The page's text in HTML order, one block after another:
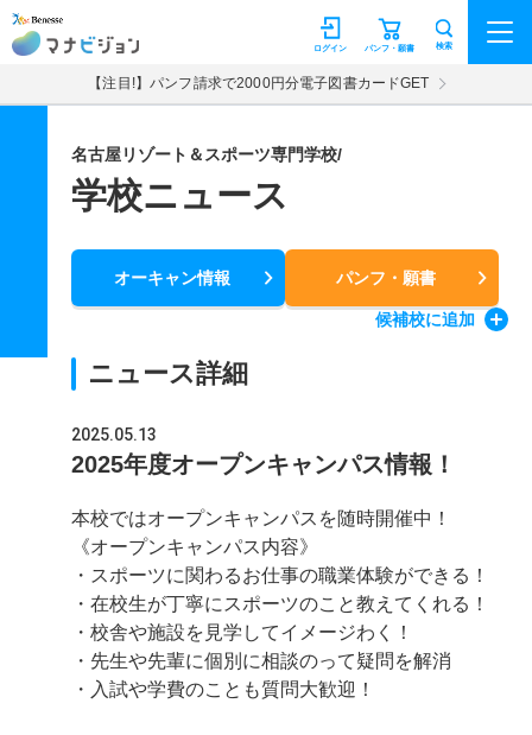
マナビジョン パンフ・願書
ログイン 検索
【注目!】パンフ請求で2000円分電子図書カードGET
名古屋リゾート＆スポーツ専門学校/
学校ニュース
オーキャン情報 パンフ・願書
候補校に追加
ニュース詳細
2025.05.13
2025年度オープンキャンパス情報！
本校ではオープンキャンパスを随時開催中！
《オープンキャンパス内容》
・スポーツに関わるお仕事の職業体験ができる！
・在校生が丁寧にスポーツのこと教えてくれる！
・校舎や施設を見学してイメージわく！
・先生や先輩に個別に相談のって疑問を解消
・入試や学費のことも質問大歓迎！